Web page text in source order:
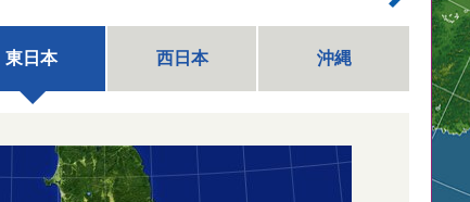
東日本 西日本 沖縄